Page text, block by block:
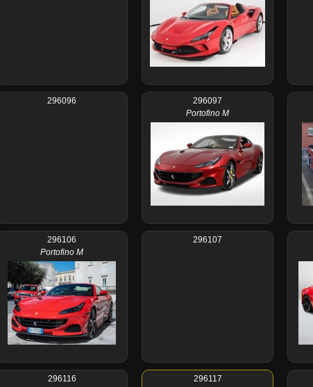
296096
296097
Portofino M
296106
Portofino M
296107
296116
296117